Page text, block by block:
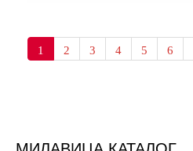
1 2 3 4 5 6